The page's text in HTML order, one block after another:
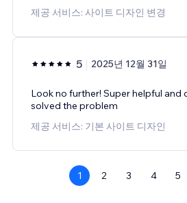
제공 서비스: 사이트 디자인 변경
5 2025년 12월 31일
Look no further! Super helpful and
solved the problem
제공 서비스: 기본 사이트 디자인
1 2 3 4 5